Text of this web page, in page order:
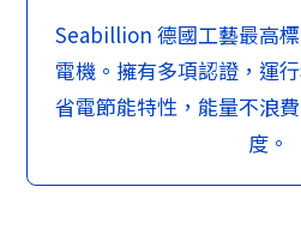
Seabillion 德國工藝最高
電機。擁有多項認證，運
省電節能特性，能量不浪
度。